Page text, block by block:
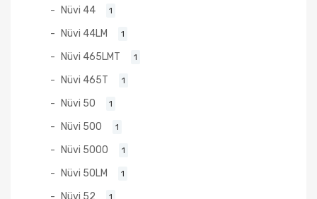
Nüvi 44 1
Nüvi 44LM 1
Nüvi 465LMT 1
Nüvi 465T 1
Nüvi 50 1
Nüvi 500 1
Nüvi 5000 1
Nüvi 50LM 1
Nüvi 52 1